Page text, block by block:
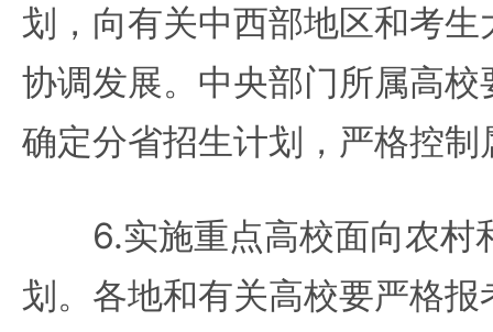
划，向有关中西部地区和考
协调发展。中央部门所属高
确定分省招生计划，严格控
6.实施重点高校面向农村
划。各地和有关高校要严格